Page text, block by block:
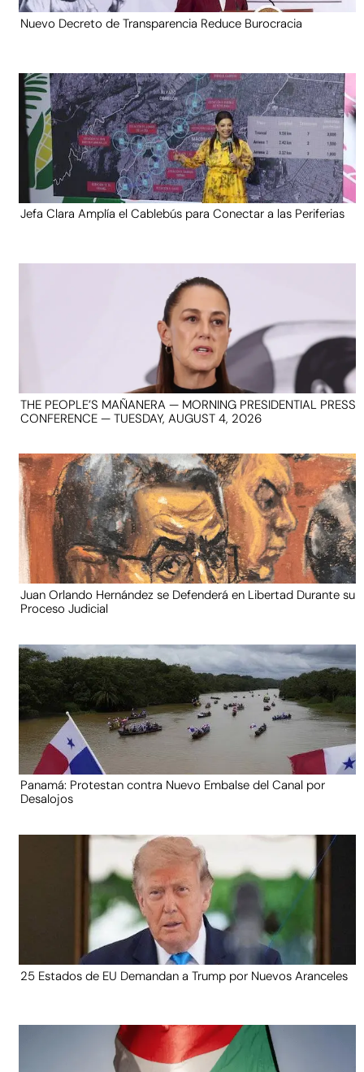
Nuevo Decreto de Transparencia Reduce Burocracia
Jefa Clara Amplía el Cablebús para Conectar a las Periferias
THE PEOPLE’S MAÑANERA — MORNING PRESIDENTIAL PRESS
CONFERENCE — TUESDAY, AUGUST 4, 2026
Juan Orlando Hernández se Defenderá en Libertad Durante su
Proceso Judicial
Panamá: Protestan contra Nuevo Embalse del Canal por
Desalojos
25 Estados de EU Demandan a Trump por Nuevos Aranceles